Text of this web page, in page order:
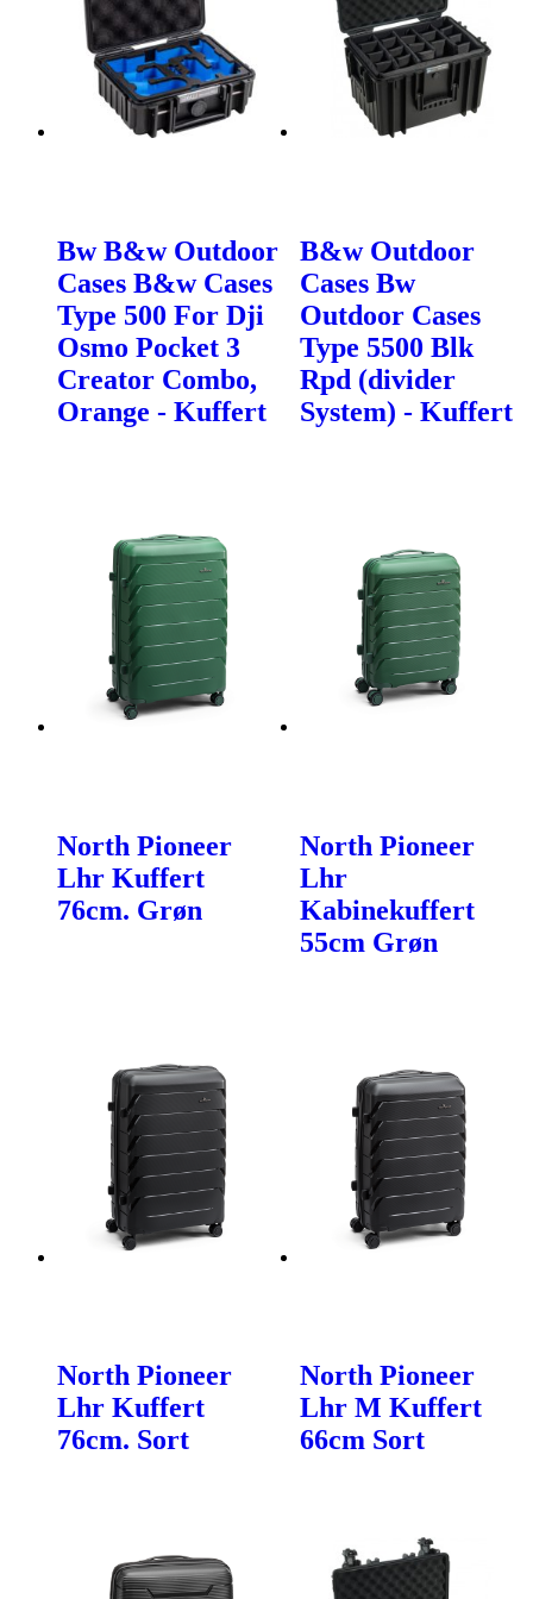
Bw B&w Outdoor
Cases B&w Cases
Type 500 For Dji
Osmo Pocket 3
Creator Combo,
Orange - Kuffert
B&w Outdoor
Cases Bw
Outdoor Cases
Type 5500 Blk
Rpd (divider
System) - Kuffert
North Pioneer
Lhr Kuffert
76cm. Grøn
North Pioneer
Lhr
Kabinekuffert
55cm Grøn
North Pioneer
Lhr Kuffert
76cm. Sort
North Pioneer
Lhr M Kuffert
66cm Sort